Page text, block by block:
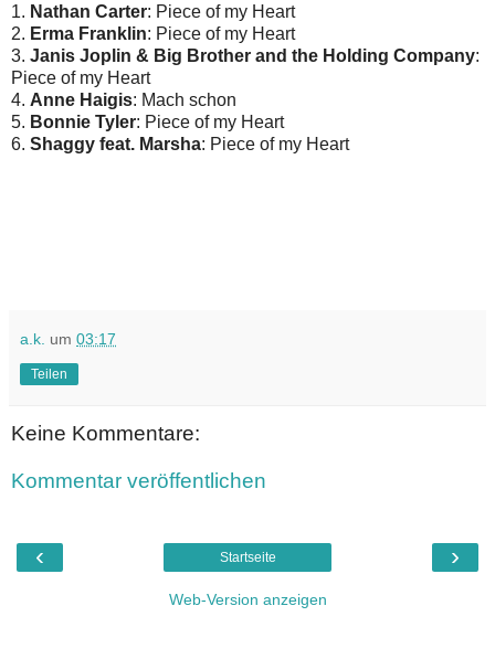
1. Nathan Carter: Piece of my Heart
2. Erma Franklin: Piece of my Heart
3. Janis Joplin & Big Brother and the Holding Company:
Piece of my Heart
4. Anne Haigis: Mach schon
5. Bonnie Tyler: Piece of my Heart
6. Shaggy feat. Marsha: Piece of my Heart
a.k. um 03:17
Teilen
Keine Kommentare:
Kommentar veröffentlichen
‹ ›
Startseite
Web-Version anzeigen